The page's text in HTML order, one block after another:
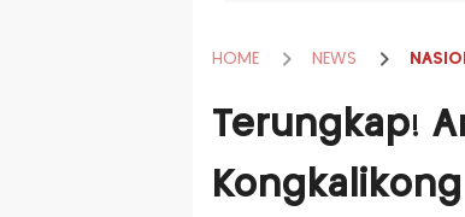
HOME NEWS
Terungkap!